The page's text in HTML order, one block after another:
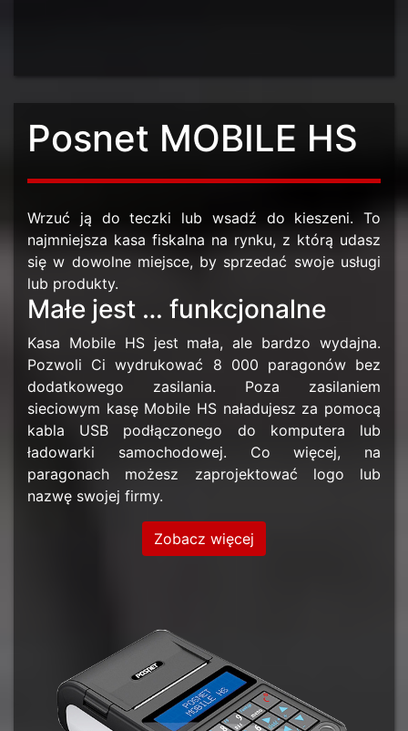
Posnet MOBILE HS
Wrzuć ją do teczki lub wsadź do kieszeni. To
najmniejsza kasa fiskalna na rynku, z którą udasz
się w dowolne miejsce, by sprzedać swoje usługi
lub produkty.
Małe jest … funkcjonalne
Kasa Mobile HS jest mała, ale bardzo wydajna.
Pozwoli Ci wydrukować 8 000 paragonów bez
dodatkowego zasilania. Poza zasilaniem
sieciowym kasę Mobile HS naładujesz za pomocą
kabla USB podłączonego do komputera lub
ładowarki samochodowej. Co więcej, na
paragonach możesz zaprojektować logo lub
nazwę swojej firmy.
Zobacz więcej